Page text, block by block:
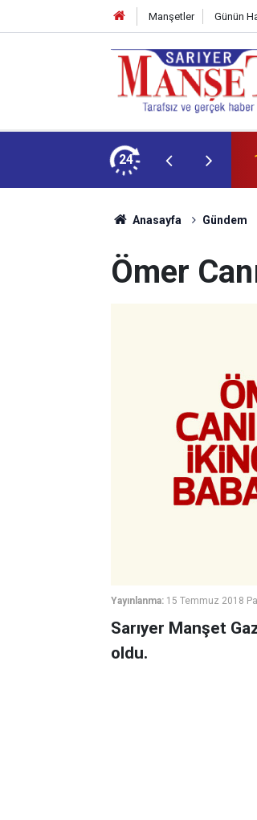
Manşetler Günün
24
Anasayfa Gündem
Ömer
Yayınlanma: 15 Temmuz 2018
Sarıyer Manşet
oldu.